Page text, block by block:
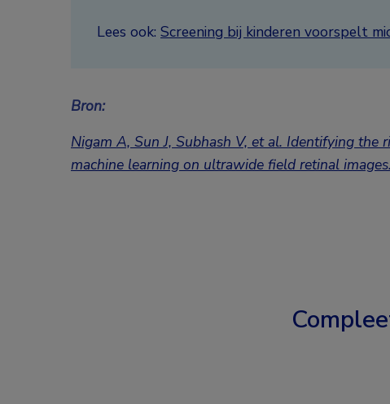
Lees ook: Screening bij kinderen voorspelt
Bron:
Nigam A, Sun J, Subhash V, et al. Identifying the
machine learning on ultrawide field retinal images.